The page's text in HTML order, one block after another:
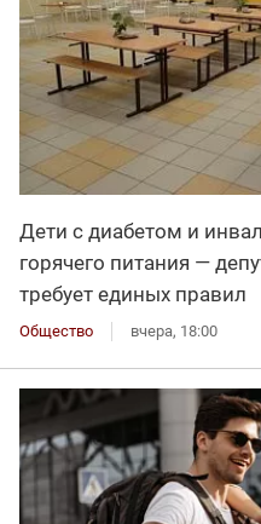
Дети с диабетом и
горячего питания —
требует единых правил
Общество вчера, 18:00